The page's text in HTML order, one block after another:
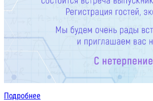
Подробнее